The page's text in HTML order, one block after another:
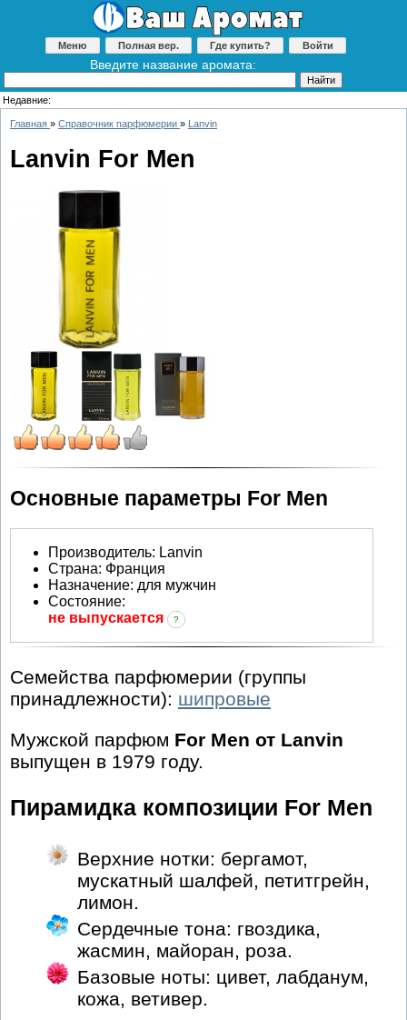
Меню Полная вер. Где купить? Войти
Введите название аромата:
Недавние:
Главная » Справочник парфюмерии » Lanvin
Lanvin For Men
Основные параметры For Men
Производитель: Lanvin
Страна: Франция
Назначение: для мужчин
Состояние:
не выпускается
?
Семейства парфюмерии (группы
принадлежности): шипровые
Мужской парфюм For Men от Lanvin
выпущен в 1979 году.
Пирамидка композиции For Men
Верхние нотки: бергамот,
мускатный шалфей, петитгрейн,
лимон.
Сердечные тона: гвоздика,
жасмин, майоран, роза.
Базовые ноты: цивет, лабданум,
кожа, ветивер.